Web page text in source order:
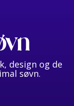
design og de
søvn.